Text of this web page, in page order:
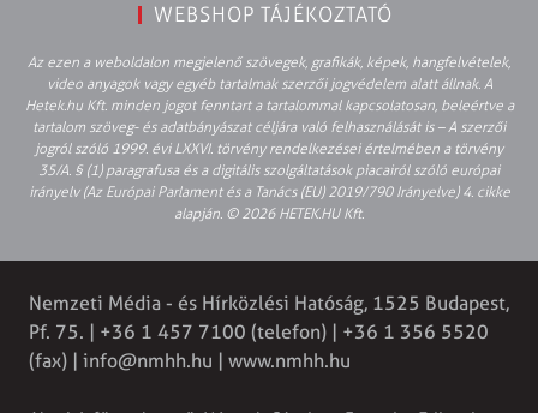
WEBSHOP TÁJÉKOZTATÓ
Az ezen a weboldalon megjelenő szövegek, grafikák, képek, hangfelvételek,
video anyagok vagy egyéb tartalmak szerzői jogvédelem alatt állnak. A
Hetek.hu Kft. minden jogot fenntart a tartalommal kapcsolatosan, beleértve a
tartalom szöveg- és adatbányászat céljára való felhasználását is – A szerzői
jogról szóló 1999. évi LXXVI. törvény rendelkezései értelmében a törvény
35/A. § (1) paragrafusa és a digitális szolgáltatások piacairól szóló európai
irányelv (Az Európai Parlament és a Tanács (EU) 2019/790 Irányelve) 4. cikke
alapján. © 2026 HETEK.HU Kft.
Nemzeti Média - és Hírközlési Hatóság, 1525 Budapest,
Pf. 75. | +36 1 457 7100 (telefon) | +36 1 356 5520
(fax) | info@nmhh.hu | www.nmhh.hu